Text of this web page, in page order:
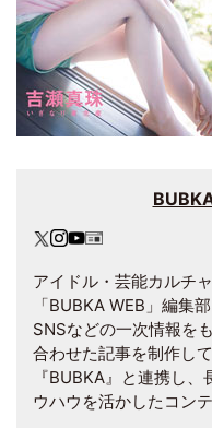
アイドル・芸能カルチ
「BUBKA WEB」編集
SNSなどの一次情報を
合わせた記事を制作し
『BUBKA』と連携し
ウハウを活かしたコン